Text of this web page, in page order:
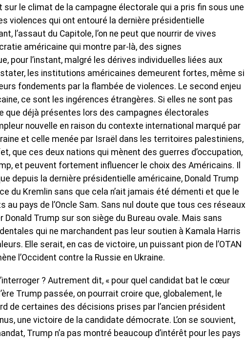
le climat de la campagne électorale qui a pris fin sous une
violences qui ont entouré la dernière présidentielle
l’assaut du Capitole, l’on ne peut que nourrir de vives
américaine qui montre par-là, des signes
pour l’instant, malgré les dérives individuelles liées aux
les institutions américaines demeurent fortes, même si
fondements par la flambée de violences. Le second enjeu
ce sont les ingérences étrangères. Si elles ne sont pas
que déjà présentes lors des campagnes électorales
nouvelle en raison du contexte international marqué par
et celle menée par Israël dans les territoires palestiniens,
que ces deux nations qui mènent des guerres d’occupation,
et peuvent fortement influencer le choix des Américains. Il
depuis la dernière présidentielle américaine, Donald Trump
du Kremlin sans que cela n’ait jamais été démenti et que le
au pays de l’Oncle Sam. Sans nul doute que tous ces réseaux
Donald Trump sur son siège du Bureau ovale. Mais sans
qui ne marchandent pas leur soutien à Kamala Harris
Elle serait, en cas de victoire, un puissant pion de l’OTAN
l’Occident contre la Russie en Ukraine.
? Autrement dit, « pour quel candidat bat le cœur
Trump passée, on pourrait croire que, globalement, le
de certaines des décisions prises par l’ancien président
une victoire de la candidate démocrate. L’on se souvient,
Trump n’a pas montré beaucoup d’intérêt pour les pays